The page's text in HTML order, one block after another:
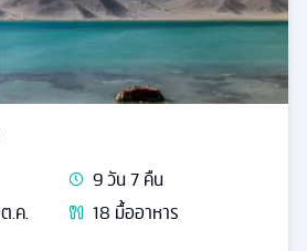
9วัน7คืน
.ค.
18 มื้ออาหาร